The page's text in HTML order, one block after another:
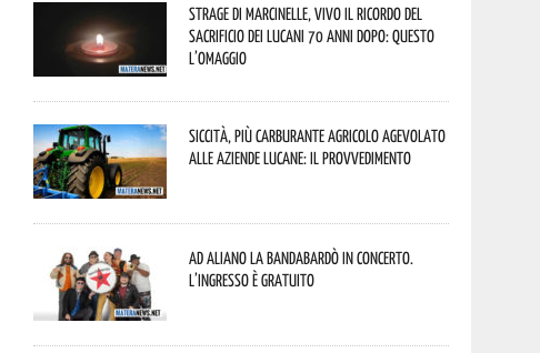
Strage di Marcinelle, vivo il ricordo del
sacrificio dei lucani 70 anni dopo: questo
l’omaggio
Siccità, più carburante agricolo agevolato
alle aziende lucane: il provvedimento
Ad Aliano la Bandabardò in concerto.
L’ingresso è gratuito